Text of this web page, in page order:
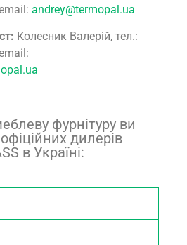
andrey@termopal.ua
Колесник Валерій, тел.:
фурнітуру ви
дилерів
в Україні: